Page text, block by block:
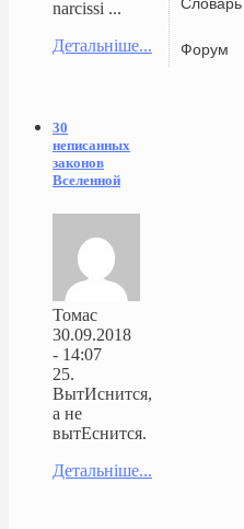
Форум
narcissi ...
Детальніше...
30
неписанных
законов
Вселенной
Томас
30.09.2018
- 14:07
25.
ВытИснится,
а не
вытЕснится.
Детальніше...